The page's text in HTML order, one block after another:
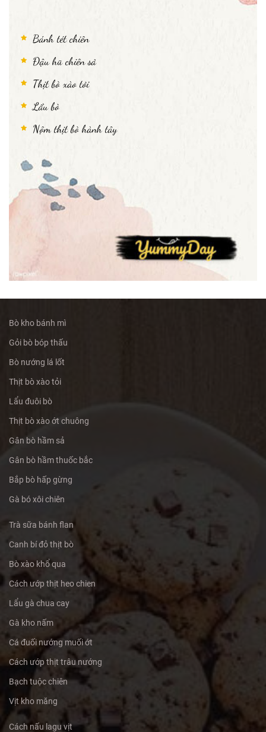
Bánh tét chiên
Đậu hũ chiên sả
Thịt bò xào tỏi
Lẩu bò
Nộm thịt bò hành tây
Bò kho bánh mì
Gỏi bò bóp thấu
Bò nướng lá lốt
Thịt bò xào tỏi
Lẩu đuôi bò
Thịt bò xào ớt chuông
Gân bò hầm sả
Gân bò hầm thuốc bắc
Bắp bò hấp gừng
Gà bó xôi chiên
Trà sữa bánh flan
Canh bí đỏ thịt bò
Bò xào khổ qua
Cách ướp thịt heo chien
Lẩu gà chua cay
Gà kho nấm
Cá đuối nướng muối ớt
Cách ướp thịt trâu nướng
Bạch tuộc chiên
Vịt kho măng
Cách nấu lagu vịt